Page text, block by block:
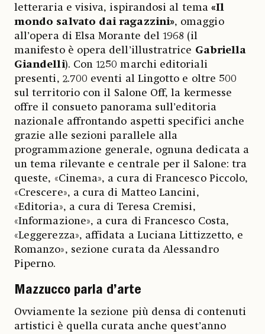
letteraria e visiva, ispirandosi al tema «Il
mondo salvato dai ragazzini», omaggio
all’opera di Elsa Morante del 1968 (il
manifesto è opera dell’illustratrice Gabriella
Giandelli). Con 1250 marchi editoriali
presenti, 2.700 eventi al Lingotto e oltre 500
sul territorio con il Salone Off, la kermesse
offre il consueto panorama sull’editoria
nazionale affrontando aspetti specifici anche
grazie alle sezioni parallele alla
programmazione generale, ognuna dedicata a
un tema rilevante e centrale per il Salone: tra
queste, «Cinema», a cura di Francesco Piccolo,
«Crescere», a cura di Matteo Lancini,
«Editoria», a cura di Teresa Cremisi,
«Informazione», a cura di Francesco Costa,
«Leggerezza», affidata a Luciana Littizzetto, e
Romanzo», sezione curata da Alessandro
Piperno.
Mazzucco parla d’arte
Ovviamente la sezione più densa di contenuti
artistici è quella curata anche quest’anno